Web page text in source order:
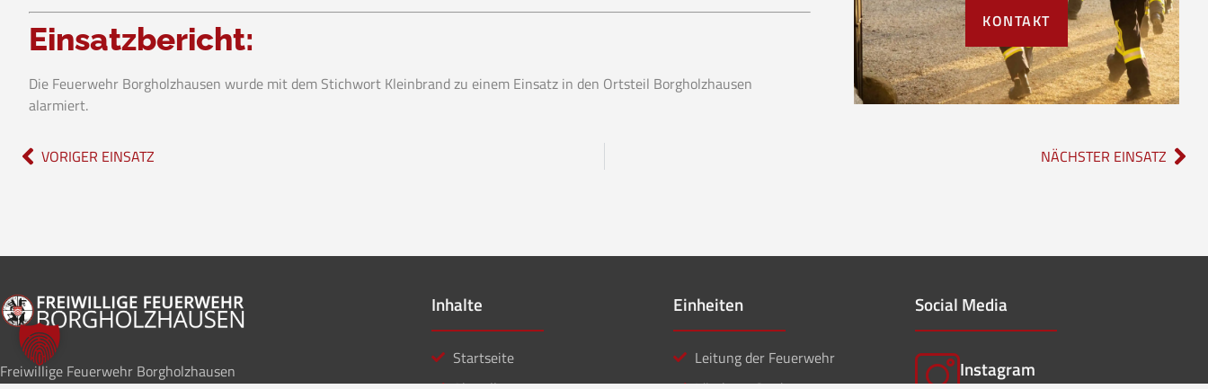
Einsatzbericht:
Die Feuerwehr Borgholzhausen wurde mit dem Stichwort Kleinbrand zu einem Einsatz in den Ortsteil Borgholzhausen
alarmiert.
KONTAKT
VORIGER EINSATZ NÄCHSTER EINSATZ
Freiwillige Feuerwehr Borgholzhausen
Inhalte
Startseite
Einheiten
Leitung der Feuerwehr
Social Media
Instagram